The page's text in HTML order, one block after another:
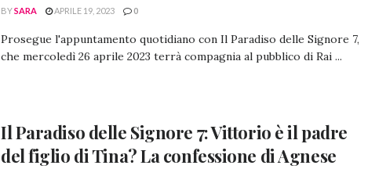
BYSARA APRILE 19, 2023 0
Prosegue l'appuntamento quotidiano con Il Paradiso delle Signore 7,
che mercoledì 26 aprile 2023 terrà compagnia al pubblico di Rai ...
Il Paradiso delle Signore 7: Vittorio è il padre
del figlio di Tina? La confessione di Agnese